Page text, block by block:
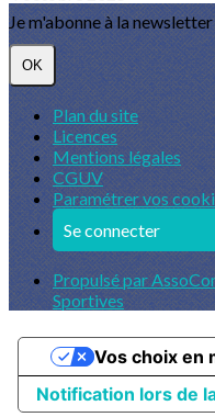
Je m'abonne à la newsletter
OK
Plan du site
Licences
Mentions légales
CGUV
Paramétrer vos
Se connecter
Propulsé par
Sportives
Notification lors de
Vos choix en